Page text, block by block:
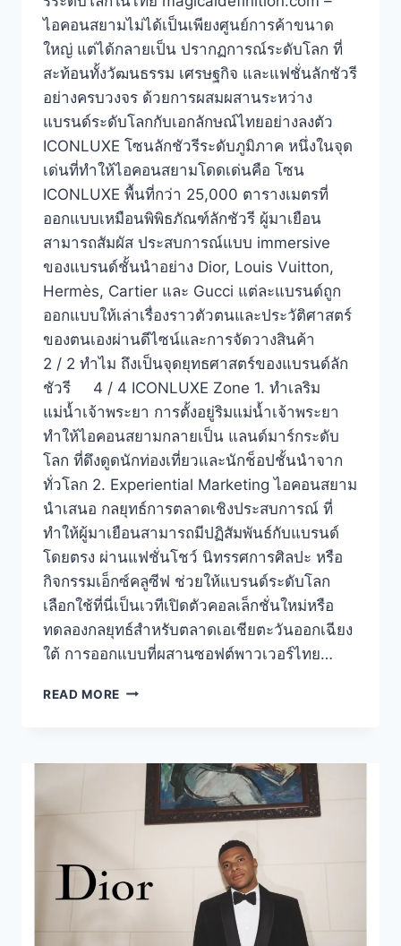
ไอคอนสยามไม่ได้เป็นเพียงศูนย์การค้าขนาด
ใหญ่ แต่ได้กลายเป็น ปรากฏการณ์ระดับโลก ที่
สะท้อนทั้งวัฒนธรรม เศรษฐกิจ และแฟชั่นลักชัวรี
อย่างครบวงจร ด้วยการผสมผสานระหว่าง
แบรนด์ระดับโลกกับเอกลักษณ์ไทยอย่างลงตัว
ICONLUXE โซนลักชัวรีระดับภูมิภาค หนึ่งในจุด
เด่นที่ทำให้ไอคอนสยามโดดเด่นคือ โซน
ICONLUXE พื้นที่กว่า 25,000 ตารางเมตรที่
ออกแบบเหมือนพิพิธภัณฑ์ลักชัวรี ผู้มาเยือน
สามารถสัมผัส ประสบการณ์แบบ immersive
ของแบรนด์ชั้นนำอย่าง Dior, Louis Vuitton,
Hermès, Cartier และ Gucci แต่ละแบรนด์ถูก
ออกแบบให้เล่าเรื่องราวตัวตนและประวัติศาสตร์
ของตนเองผ่านดีไซน์และการจัดวางสินค้า
2 / 2 ทำไม ถึงเป็นจุดยุทธศาสตร์ของแบรนด์ลัก
ชัวรี 4 / 4 ICONLUXE Zone 1. ทำเลริม
แม่น้ำเจ้าพระยา การตั้งอยู่ริมแม่น้ำเจ้าพระยา
ทำให้ไอคอนสยามกลายเป็น แลนด์มาร์กระดับ
โลก ที่ดึงดูดนักท่องเที่ยวและนักช็อปชั้นนำจาก
ทั่วโลก 2. Experiential Marketing ไอคอนสยาม
นำเสนอ กลยุทธ์การตลาดเชิงประสบการณ์ ที่
ทำให้ผู้มาเยือนสามารถมีปฏิสัมพันธ์กับแบรนด์
โดยตรง ผ่านแฟชั่นโชว์ นิทรรศการศิลปะ หรือ
กิจกรรมเอ็กซ์คลูซีฟ ช่วยให้แบรนด์ระดับโลก
เลือกใช้ที่นี่เป็นเวทีเปิดตัวคอลเล็กชั่นใหม่หรือ
ทดลองกลยุทธ์สำหรับตลาดเอเชียตะวันออกเฉียง
ใต้ การออกแบบที่ผสานซอฟต์พาวเวอร์ไทย…
READ MORE ICONSIAM
ปิ้ง
ไทย